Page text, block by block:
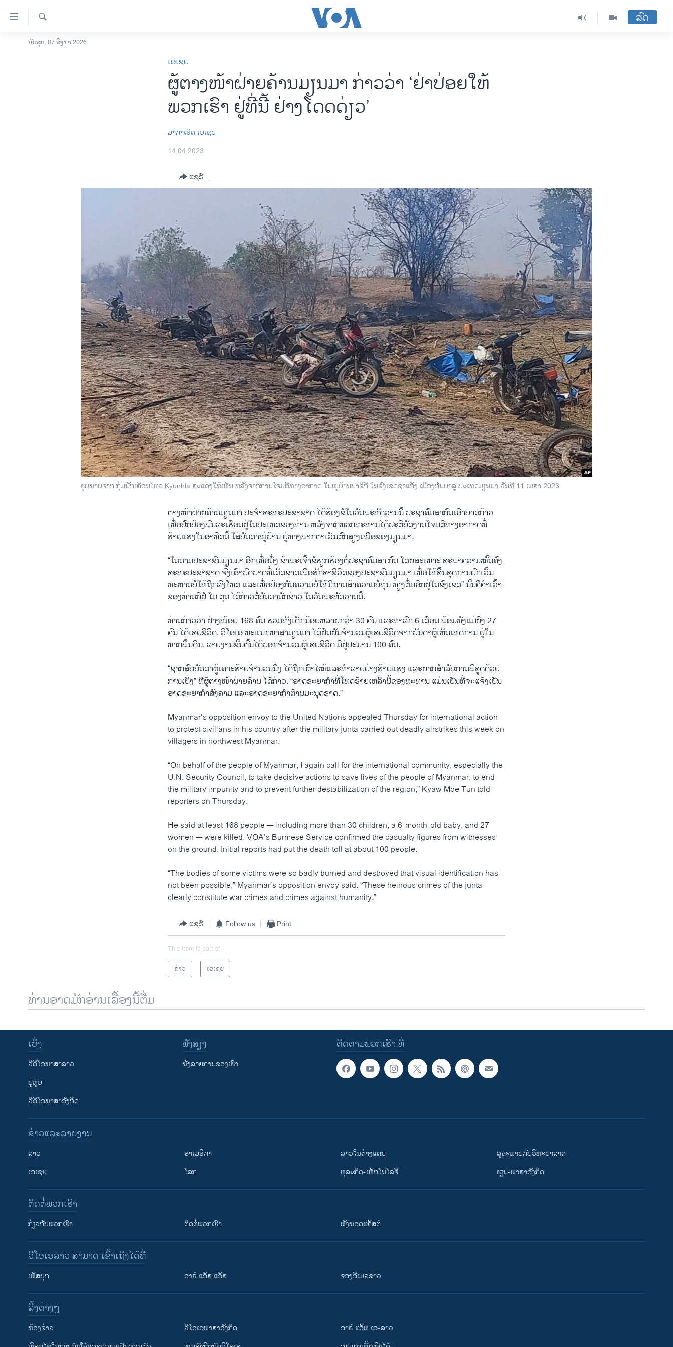
ລິ້ງ
ສຳຫລັບ
ໂຮມເພຈ
ຕິດຕາມພວກເຮົາ ທີ່
ຄົ້ນຫາ
ສົດ
ວັນສຸກ, 07 ສິງຫາ 2026
ເອເຊຍ
ຜູ້ຕາງໜ້າຝ່າຍຄ້ານມຽນມາ ກ່າວວ່າ ‘ຢ່າປ່ອຍໃຫ້
ພວກເຮົາ ຢູ່ທີ່ນີ້ ຢ່າງໂດດດ່ຽວ’
​ມາ​ກາ​ເຣັດ ເບ​ເຊຍ
14,04,2023
ແຊຣ໌
ຮູບພາບຈາກ ກຸ່ມນັກເຄື່ອນໄຫວ Kyunhla ສະແດງໃຫ້ເຫັນ ຫລັງຈາກການໂຈມຕີທາງອາກາດ ໃນໝູ່ບ້ານປາຊິກີ ໃນຂົງເຂດຊາແກັງ ເມືອງກັນບາລູ ປະເທດມຽນມາ ວັນທີ 11 ເມສາ 2023
ຕາງໜ້າຝ່າຍຄ້ານມຽນມາ ປະຈຳສະຫະປະຊາຊາດ ໄດ້ຮ້ອງຂໍໃນວັນພະຫັດວານນີ້ ປະ​ຊາ​ຄົມ​ສາ​ກົນ​ເອົາ​ບາດ​ກ້າວ​
ເພື່ອ​ປົກປ້ອງພົນລະເຮືອນຢູ່ໃນປະເທດຂອງທ່ານ ຫລັງຈາກ​ພວກທະຫານໄດ້ປະຕິບັດງານໂຈມຕີທາງອາກາດທີ່
ຮ້າຍແຮງ​ໃນອາທິດນີ້ ໃສ່ບັນດາໝູ່ບ້ານ ຢູ່ທາງພາກຕາເວັນຕົກສຽງເໜືອຂອງມຽນມາ.
“ໃນ​ນາມປະຊາຊົນມຽນມາ ອີກເທື່ອນຶ່ງ ຂ້າພະເຈົ້າ​ຂໍຮຽກຮ້ອງຕໍ່ປະຊາຄົມສາ ກົນ ໂດຍສະເພາະ ສະພາຄວາມໝັ້ນຄົງ
ສະຫະປະຊາຊາດ ຈົ່ງເອົາບົດບາດທີ່ເດັດ​ຂາດເພື່ອຮັກສາຊີວິດຂອງປະຊາຊົນມຽນມາ ເພື່ອໃຫ້ສິ້ິນສຸດການຍົກເວັ້ນ
ທະຫານ​ບໍ່​ໃຫ້​ຖືກ​ລົງ​ໂທດ ແລະເພື່ອປ້ອງກັນຄວາມບໍ່​ໃຫ້​ມີ​ການ​ສ້າ​ຄວາມ​ບໍ່​ທຸ່ນ ທ່ຽງ​ຕື່ມ​ອີກຢູ່​ໃນຂົງເຂດ” ນັ້ນ​ຄື​ຄຳ​ເວົ້າ​
ຂອງທ່ານກິຢໍ ໂມ ຕຸນ ໄດ້ກ່າວຕໍ່ບັນດານັກຂ່າວ ໃນວັນພະຫັດວານນີ້.
ທ່ານກ່າວວ່າ ຢ່າງໜ້ອຍ 168 ຄົນ ຮວມທັງເດັກນ້ອຍຫລາຍກວ່າ 30 ຄົນ ແລະທາ​ລົກ 6 ເດືອນ ພ້ອມທັງແມ່ຍິງ 27
ຄົນ ໄດ້ເສຍຊີວິດ. ວິໂອເອ ພະ​ແນກ​ພາ​ສາ​ມຽນ​ມາ ໄດ້ຢືນຢັນຈຳນວນຜູ້ເສຍຊີວິດຈາກບັນດາຜູ້ເຫັນເຫດການ ຢູ່ໃນ
ພາກພື້ນດິນ. ລາຍງານຂັ້ນ​ຕົ້ນໄດ້ບອກຈຳນວນຜູ້ເສຍຊີວິດ ມີຢູ່ປະມານ 100 ຄົນ.
“ຊາກສົບບັນດາຜູ້ເຄາະຮ້າຍຈຳນວນນຶ່ງ ໄດ້ຖືກເຜົາໄໝ້​ແລະ​ທຳ​ລາຍຢ່າງຮ້າຍແຮງ ແລະ​ຍາກ​ສຳ​ລັບການພິສູດ​ດ້ວຍ​
ການເບິ່ງ” ທີ່ຜູ້ຕາງໜ້າຝ່າຍຄ້ານ ໄດ້ກ່າວ. “ອາດຊະຍາກຳທີ່ໂຫດຮ້າຍເຫລົ່ານີ້ຂອງທະຫານ ແມ່ນເປັນທີ່​ຈະແຈ້ງ​ເປັນ​
ອາດຊະຍາກຳສົງຄາມ ແລະ​ອາ​ດ​ຊະ​ຍາ​ກຳຕ້ານມະນຸດຊາດ.”
Myanmar’s opposition envoy to the United Nations appealed Thursday for international action
to protect civilians in his country after the military junta carried out deadly airstrikes this week on
villagers in northwest Myanmar.
“On behalf of the people of Myanmar, I again call for the international community, especially the
U.N. Security Council, to take decisive actions to save lives of the people of Myanmar, to end
the military impunity and to prevent further destabilization of the region,” Kyaw Moe Tun told
reporters on Thursday.
He said at least 168 people — including more than 30 children, a 6-month-old baby, and 27
women — were killed. VOA’s Burmese Service confirmed the casualty figures from witnesses
on the ground. Initial reports had put the death toll at about 100 people.
“The bodies of some victims were so badly burned and destroyed that visual identification has
not been possible,” Myanmar’s opposition envoy said. “These heinous crimes of the junta
clearly constitute war crimes and crimes against humanity.”
ແຊຣ໌ Follow us Print
This item is part of
ຂ່າວ
ເອເຊຍ
ທ່ານອາດມັກອ່ານເລື້ອງນີ້ຕື່ມ
ຕິດຕາມພວກເຮົາ ທີ່
ເບິ່ງ
ວີດີໂອພາສາລາວ
ຢູທູບ
ວີດີໂອພາສາອັງກິດ
ຟັງສຽງ
ຟັງລາຍການຂອງເຮົາ
ຂ່າວແລະລາຍງານ
ລາວ
ເອເຊຍ
ອາເມຣິກາ
ໂລກ
ລາວໃນຕ່າງແດນ
ທຸລະກິດ-ເທັກໂນໂລຈີ
ສຸຂະພາບກັບວິທະຍາສາດ
ຮຽນ-ພາສາອັງກິດ
ຕິດຕໍ່ພວກເຮົາ
ກ່ຽວກັບພວກເຮົາ ຕິດຕໍ່ພວກເຮົາ ຟັງພອດແຄັສຕ໌
ວີໂອເອລາວ ສາມາດ ເຂົ້າເຖິງໄດ້ທີ່
ເຟັສບຸກ ອາຣ໌ ແອັສ ແອັສ ຈອງອີເມລຂ່າວ
​ລິ້ງ​ຕ່າງໆ
​ຫ້ອງ​ຂ່າວ
ວີ​ໂອ​ເອ​ພາ​ສາ​ອັງ​ກິດ
ອາຣ໌ ແອັຟ ເອ-ລາວ